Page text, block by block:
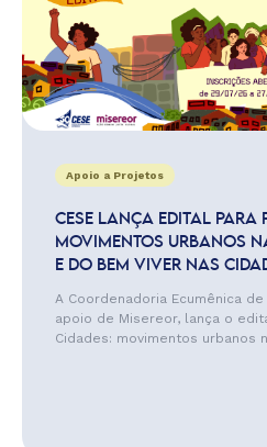
Apoio a Projetos
CESE LANÇA EDITAL PARA
MOVIMENTOS URBANOS
E DO BEM VIVER NAS
A Coordenadoria Ecumênica de
apoio de Misereor, lança o
Cidades: movimentos urbanos